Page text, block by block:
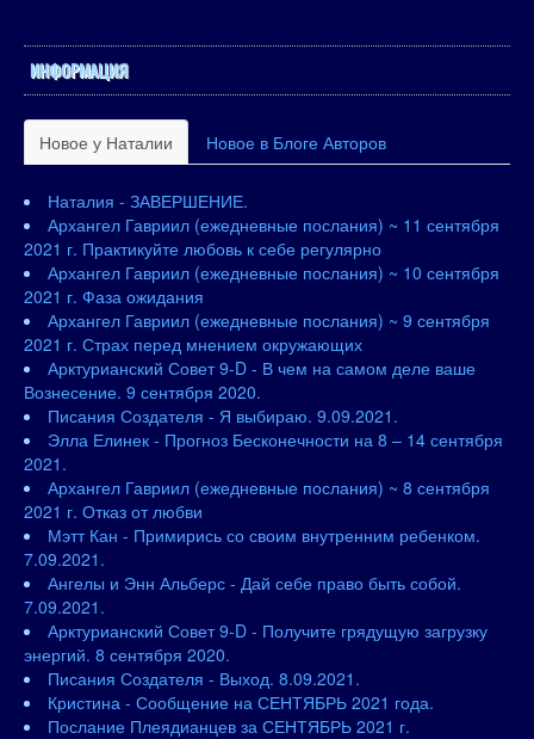
ИНФОРМАЦИЯ
Новое у Наталии Новое в Блоге Авторов
Наталия - ЗАВЕРШЕНИЕ.
Архангел Гавриил (ежедневные послания) ~ 11 сентября
2021 г. Практикуйте любовь к себе регулярно
Архангел Гавриил (ежедневные послания) ~ 10 сентября
2021 г. Фаза ожидания
Архангел Гавриил (ежедневные послания) ~ 9 сентября
2021 г. Страх перед мнением окружающих
Арктурианский Совет 9-D - В чем на самом деле ваше
Вознесение. 9 сентября 2020.
Писания Создателя - Я выбираю. 9.09.2021.
Элла Елинек - Прогноз Бесконечности на 8 – 14 сентября
2021.
Архангел Гавриил (ежедневные послания) ~ 8 сентября
2021 г. Отказ от любви
Мэтт Кан - Примирись со своим внутренним ребенком.
7.09.2021.
Ангелы и Энн Альберс - Дай себе право быть собой.
7.09.2021.
Арктурианский Совет 9-D - Получите грядущую загрузку
энергий. 8 сентября 2020.
Писания Создателя - Выход. 8.09.2021.
Кристина - Сообщение на СЕНТЯБРЬ 2021 года.
Послание Плеядианцев за СЕНТЯБРЬ 2021 г.